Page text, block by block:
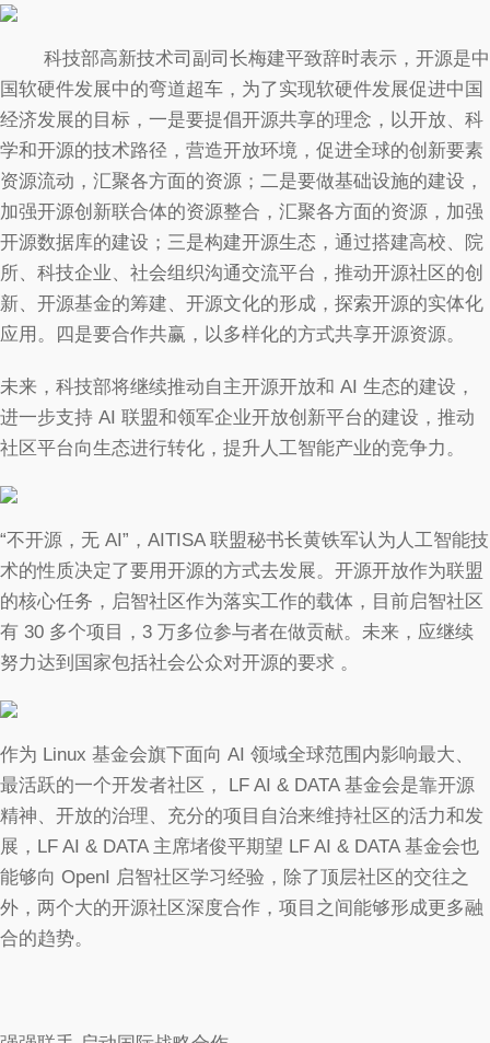
科技部高新技术司副司长梅建平致辞时表示，开源是中
国软硬件发展中的弯道超车，为了实现软硬件发展促进中国
经济发展的目标，一是要提倡开源共享的理念，以开放、科
学和开源的技术路径，营造开放环境，促进全球的创新要素
资源流动，汇聚各方面的资源；二是要做基础设施的建设，
加强开源创新联合体的资源整合，汇聚各方面的资源，加强
开源数据库的建设；三是构建开源生态，通过搭建高校、院
所、科技企业、社会组织沟通交流平台，推动开源社区的创
新、开源基金的筹建、开源文化的形成，探索开源的实体化
应用。四是要合作共赢，以多样化的方式共享开源资源。
未来，科技部将继续推动自主开源开放和 AI 生态的建设，
进一步支持 AI 联盟和领军企业开放创新平台的建设，推动
社区平台向生态进行转化，提升人工智能产业的竞争力。
“不开源，无 AI”，AITISA 联盟秘书长黄铁军认为人工智能技
术的性质决定了要用开源的方式去发展。开源开放作为联盟
的核心任务，启智社区作为落实工作的载体，目前启智社区
有 30 多个项目，3 万多位参与者在做贡献。未来，应继续
努力达到国家包括社会公众对开源的要求 。
作为 Linux 基金会旗下面向 AI 领域全球范围内影响最大、
最活跃的一个开发者社区， LF AI & DATA 基金会是靠开源
精神、开放的治理、充分的项目自治来维持社区的活力和发
展，LF AI & DATA 主席堵俊平期望 LF AI & DATA 基金会也
能够向 OpenI 启智社区学习经验，除了顶层社区的交往之
外，两个大的开源社区深度合作，项目之间能够形成更多融
合的趋势。